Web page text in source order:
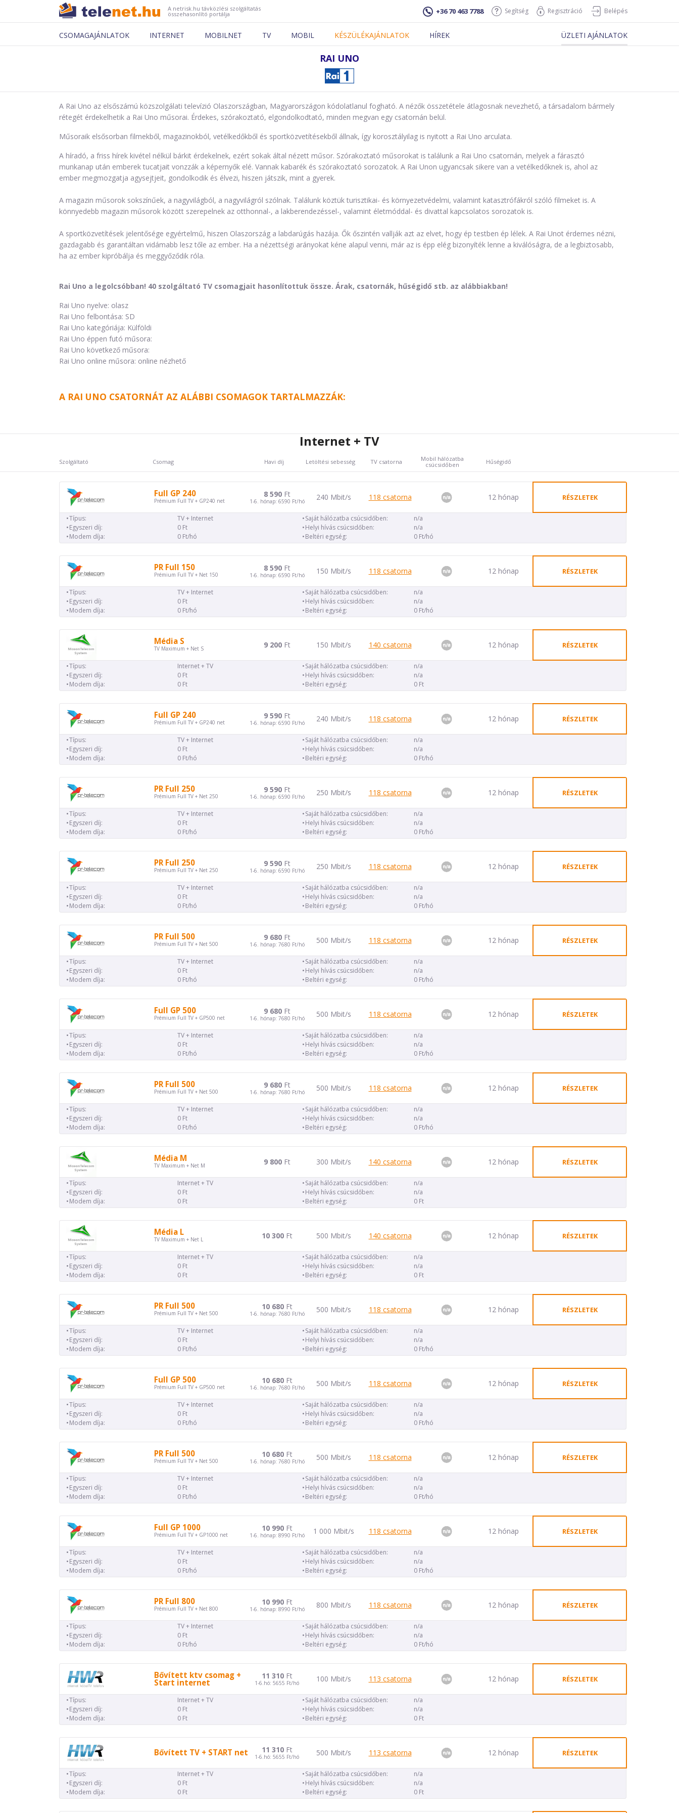
A netrisk.hu távközlési szolgáltatás
összehasonlító portálja +36 70 463 7788 Segítség Regisztráció Belépés
CSOMAGAJÁNLATOK INTERNET MOBILNET TV MOBIL KÉSZÜLÉKAJÁNLATOK HÍREK ÜZLETI AJÁNLATOK
RAI UNO
A Rai Uno az elsőszámú közszolgálati televízió Olaszországban, Magyarországon kódolatlanul fogható. A nézők összetétele átlagosnak nevezhető, a társadalom bármely
rétegét érdekelhetik a Rai Uno műsorai. Érdekes, szórakoztató, elgondolkodtató, minden megvan egy csatornán belül.
Műsoraik elsősorban filmekből, magazinokból, vetélkedőkből és sportközvetítésekből állnak, így korosztályilag is nyitott a Rai Uno arculata.
A híradó, a friss hírek kivétel nélkül bárkit érdekelnek, ezért sokak által nézett műsor. Szórakoztató műsorokat is találunk a Rai Uno csatornán, melyek a fárasztó
munkanap után emberek tucatjait vonzzák a képernyők elé. Vannak kabarék és szórakoztató sorozatok. A Rai Unon ugyancsak sikere van a vetélkedőknek is, ahol az
ember megmozgatja agysejtjeit, gondolkodik és élvezi, hiszen játszik, mint a gyerek.
A magazin műsorok sokszínűek, a nagyvilágból, a nagyvilágról szólnak. Találunk köztük turisztikai- és környezetvédelmi, valamint katasztrófákról szóló filmeket is. A
könnyedebb magazin műsorok között szerepelnek az otthonnal-, a lakberendezéssel-, valamint életmóddal- és divattal kapcsolatos sorozatok is.
A sportközvetítések jelentősége egyértelmű, hiszen Olaszország a labdarúgás hazája. Ők őszintén vallják azt az elvet, hogy ép testben ép lélek. A Rai Unot érdemes nézni,
gazdagabb és garantáltan vidámabb lesz tőle az ember. Ha a nézettségi arányokat kéne alapul venni, már az is épp elég bizonyíték lenne a kiválóságra, de a legbiztosabb,
ha az ember kipróbálja és meggyőződik róla.
Rai Uno a legolcsóbban! 40 szolgáltató TV csomagjait hasonlítottuk össze. Árak, csatornák, hűségidő stb. az alábbiakban!
Rai Uno nyelve: olasz
Rai Uno felbontása: SD
Rai Uno kategóriája: Külföldi
Rai Uno éppen futó műsora:
Rai Uno következő műsora:
Rai Uno online műsora: online nézhető
A RAI UNO CSATORNÁT AZ ALÁBBI CSOMAGOK TARTALMAZZÁK:
Internet + TV
Szolgáltató Csomag Havi díj Letöltési sebesség TV csatorna
Mobil hálózatba
csúcsidőben
Hűségidő
Full GP 240
Prémium Full TV + GP240 net
8 590Ft
1-6. hónap: 6590 Ft/hó 240 Mbit/s 118 csatorna 12 hónap RÉSZLETEK
Típus:
TV + Internet
Egyszeri díj:
0 Ft
Modem díja:
0 Ft/hó
Saját hálózatba csúcsidőben:
n/a
Helyi hívás csúcsidőben:
n/a
Beltéri egység:
0 Ft/hó
PR Full 150
Prémium Full TV + Net 150
8 590Ft
1-6. hónap: 6590 Ft/hó 150 Mbit/s 118 csatorna 12 hónap RÉSZLETEK
Típus:
TV + Internet
Egyszeri díj:
0 Ft
Modem díja:
0 Ft/hó
Saját hálózatba csúcsidőben:
n/a
Helyi hívás csúcsidőben:
n/a
Beltéri egység:
0 Ft/hó
Média S
TV Maximum + Net S 9 200Ft 150 Mbit/s 140 csatorna 12 hónap RÉSZLETEK
Típus:
Internet + TV
Egyszeri díj:
0 Ft
Modem díja:
0 Ft
Saját hálózatba csúcsidőben:
n/a
Helyi hívás csúcsidőben:
n/a
Beltéri egység:
0 Ft
Full GP 240
Prémium Full TV + GP240 net
9 590Ft
1-6. hónap: 6590 Ft/hó 240 Mbit/s 118 csatorna 12 hónap RÉSZLETEK
Típus:
TV + Internet
Egyszeri díj:
0 Ft
Modem díja:
0 Ft/hó
Saját hálózatba csúcsidőben:
n/a
Helyi hívás csúcsidőben:
n/a
Beltéri egység:
0 Ft/hó
PR Full 250
Prémium Full TV + Net 250
9 590Ft
1-6. hónap: 6590 Ft/hó 250 Mbit/s 118 csatorna 12 hónap RÉSZLETEK
Típus:
TV + Internet
Egyszeri díj:
0 Ft
Modem díja:
0 Ft/hó
Saját hálózatba csúcsidőben:
n/a
Helyi hívás csúcsidőben:
n/a
Beltéri egység:
0 Ft/hó
PR Full 250
Prémium Full TV + Net 250
9 590Ft
1-6. hónap: 6590 Ft/hó 250 Mbit/s 118 csatorna 12 hónap RÉSZLETEK
Típus:
TV + Internet
Egyszeri díj:
0 Ft
Modem díja:
0 Ft/hó
Saját hálózatba csúcsidőben:
n/a
Helyi hívás csúcsidőben:
n/a
Beltéri egység:
0 Ft/hó
PR Full 500
Prémium Full TV + Net 500
9 680Ft
1-6. hónap: 7680 Ft/hó 500 Mbit/s 118 csatorna 12 hónap RÉSZLETEK
Típus:
TV + Internet
Egyszeri díj:
0 Ft
Modem díja:
0 Ft/hó
Saját hálózatba csúcsidőben:
n/a
Helyi hívás csúcsidőben:
n/a
Beltéri egység:
0 Ft/hó
Full GP 500
Prémium Full TV + GP500 net
9 680Ft
1-6. hónap: 7680 Ft/hó 500 Mbit/s 118 csatorna 12 hónap RÉSZLETEK
Típus:
TV + Internet
Egyszeri díj:
0 Ft
Modem díja:
0 Ft/hó
Saját hálózatba csúcsidőben:
n/a
Helyi hívás csúcsidőben:
n/a
Beltéri egység:
0 Ft/hó
PR Full 500
Prémium Full TV + Net 500
9 680Ft
1-6. hónap: 7680 Ft/hó 500 Mbit/s 118 csatorna 12 hónap RÉSZLETEK
Típus:
TV + Internet
Egyszeri díj:
0 Ft
Modem díja:
0 Ft/hó
Saját hálózatba csúcsidőben:
n/a
Helyi hívás csúcsidőben:
n/a
Beltéri egység:
0 Ft/hó
Média M
TV Maximum + Net M 9 800Ft 300 Mbit/s 140 csatorna 12 hónap RÉSZLETEK
Típus:
Internet + TV
Egyszeri díj:
0 Ft
Modem díja:
0 Ft
Saját hálózatba csúcsidőben:
n/a
Helyi hívás csúcsidőben:
n/a
Beltéri egység:
0 Ft
Média L
TV Maximum + Net L 10 300Ft 500 Mbit/s 140 csatorna 12 hónap RÉSZLETEK
Típus:
Internet + TV
Egyszeri díj:
0 Ft
Modem díja:
0 Ft
Saját hálózatba csúcsidőben:
n/a
Helyi hívás csúcsidőben:
n/a
Beltéri egység:
0 Ft
PR Full 500
Prémium Full TV + Net 500
10 680Ft
1-6. hónap: 7680 Ft/hó 500 Mbit/s 118 csatorna 12 hónap RÉSZLETEK
Típus:
TV + Internet
Egyszeri díj:
0 Ft
Modem díja:
0 Ft/hó
Saját hálózatba csúcsidőben:
n/a
Helyi hívás csúcsidőben:
n/a
Beltéri egység:
0 Ft/hó
Full GP 500
Prémium Full TV + GP500 net
10 680Ft
1-6. hónap: 7680 Ft/hó 500 Mbit/s 118 csatorna 12 hónap RÉSZLETEK
Típus:
TV + Internet
Egyszeri díj:
0 Ft
Modem díja:
0 Ft/hó
Saját hálózatba csúcsidőben:
n/a
Helyi hívás csúcsidőben:
n/a
Beltéri egység:
0 Ft/hó
PR Full 500
Prémium Full TV + Net 500
10 680Ft
1-6. hónap: 7680 Ft/hó 500 Mbit/s 118 csatorna 12 hónap RÉSZLETEK
Típus:
TV + Internet
Egyszeri díj:
0 Ft
Modem díja:
0 Ft/hó
Saját hálózatba csúcsidőben:
n/a
Helyi hívás csúcsidőben:
n/a
Beltéri egység:
0 Ft/hó
Full GP 1000
Prémium Full TV + GP1000 net
10 990Ft
1-6. hónap: 8990 Ft/hó 1 000 Mbit/s 118 csatorna 12 hónap RÉSZLETEK
Típus:
TV + Internet
Egyszeri díj:
0 Ft
Modem díja:
0 Ft/hó
Saját hálózatba csúcsidőben:
n/a
Helyi hívás csúcsidőben:
n/a
Beltéri egység:
0 Ft/hó
PR Full 800
Prémium Full TV + Net 800
10 990Ft
1-6. hónap: 8990 Ft/hó 800 Mbit/s 118 csatorna 12 hónap RÉSZLETEK
Típus:
TV + Internet
Egyszeri díj:
0 Ft
Modem díja:
0 Ft/hó
Saját hálózatba csúcsidőben:
n/a
Helyi hívás csúcsidőben:
n/a
Beltéri egység:
0 Ft/hó
Bővített ktv csomag +
Start internet
11 310Ft
1-6.hó: 5655 Ft/hó 100 Mbit/s 113 csatorna 12 hónap RÉSZLETEK
Típus:
Internet + TV
Egyszeri díj:
0 Ft
Modem díja:
0 Ft
Saját hálózatba csúcsidőben:
n/a
Helyi hívás csúcsidőben:
n/a
Beltéri egység:
0 Ft
Bővített TV + START net 11 310Ft
1-6.hó: 5655 Ft/hó 500 Mbit/s 113 csatorna 12 hónap RÉSZLETEK
Típus:
Internet + TV
Egyszeri díj:
0 Ft
Modem díja:
0 Ft
Saját hálózatba csúcsidőben:
n/a
Helyi hívás csúcsidőben:
n/a
Beltéri egység:
0 Ft